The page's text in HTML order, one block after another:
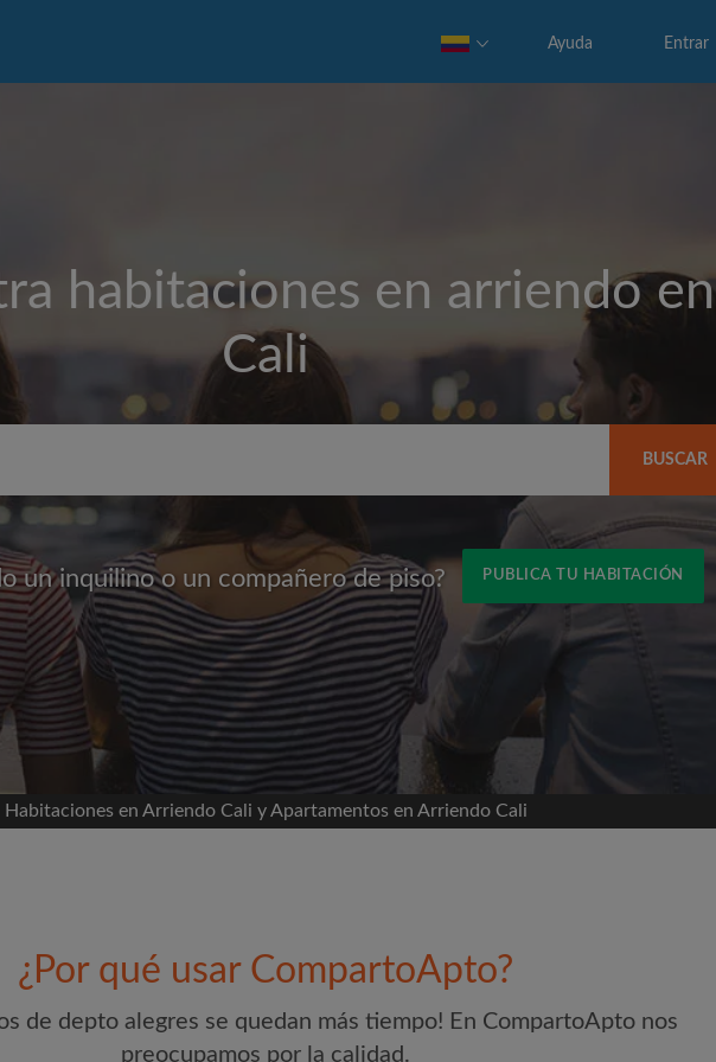
Entrar
Ayuda
habitaciones en arriendo en
Cali
BUSCAR
un inquilino o un compañero de piso? PUBLICA TU HABITACIÓN
de Facebook
línea de tiempo sin su
habitacion
para ti
de depto
de depto y
Alquiler mensual máximo (COP$)
Nombre
Contraseña
Habitaciones en Arriendo Cali y Apartamentos en Arriendo Cali
¿Por qué usar CompartoApto?
de depto alegres se quedan más tiempo! En CompartoApto nos
preocupamos por la calidad.